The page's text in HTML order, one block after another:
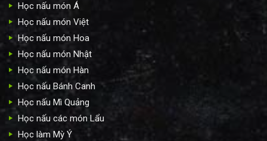
Học nấu món Á
Học nấu món Việt
Học nấu món Hoa
Học nấu món Nhật
Học nấu món Hàn
Học nấu Bánh Canh
Học nấu Mì Quảng
Học nấu các món Lẩu
Học làm Mỳ Ý